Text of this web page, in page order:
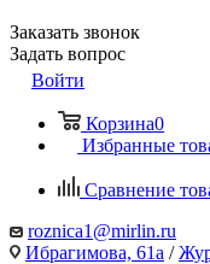
Заказать звонок
Задать вопрос
Войти
Корзина0
Избранные
Сравнение
roznica1@mirlin.ru
Ибрагимова, 61а /